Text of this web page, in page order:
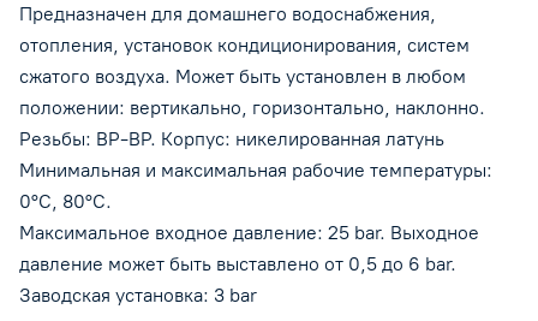
Предназначен для домашнего водоснабжения,
отопления, установок кондиционирования, систем
сжатого воздуха. Может быть установлен в любом
положении: вертикально, горизонтально, наклонно.
Резьбы: ВР-ВР. Корпус: никелированная латунь
Минимальная и максимальная рабочие температуры:
0°C, 80°C.
Максимальное входное давление: 25 bar. Выходное
давление может быть выставлено от 0,5 до 6 bar.
Заводская установка: 3 bar